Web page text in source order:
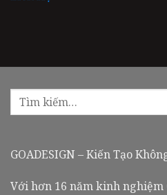
GOADESIGN – Kiến Tạo
Với hơn 16 năm kinh nghiệm